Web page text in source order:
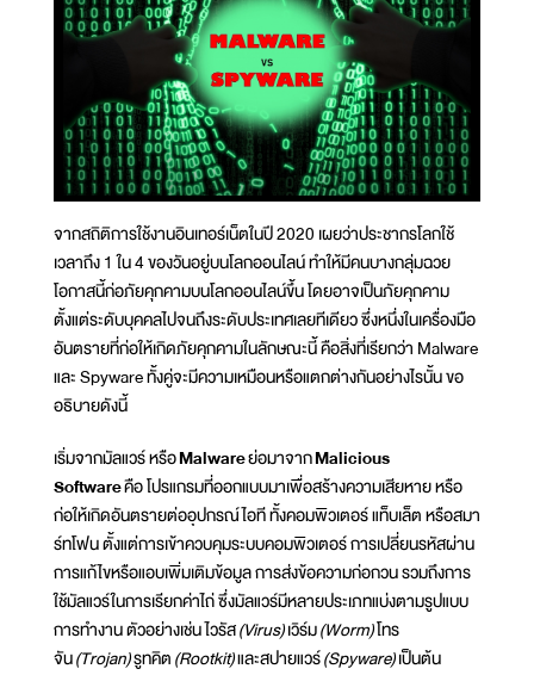
จากสถิติการใช้งานอินเทอร์เน็ตในปี 2020 เผยว่าประชากรโลกใช้
เวลาถึง 1 ใน 4 ของวันอยู่บนโลกออนไลน์ ทำให้มีคนบางกลุ่มฉวย
โอกาสนี้ก่อภัยคุกคามบนโลกออนไลน์ขึ้น โดยอาจเป็นภัยคุกคาม
ตั้งแต่ระดับบุคคลไปจนถึงระดับประเทศเลยทีเดียว ซึ่งหนึ่งในเครื่องมือ
อันตรายที่ก่อให้เกิดภัยคุกคามในลักษณะนี้ คือสิ่งที่เรียกว่า Malware
และ Spyware ทั้งคู่จะมีความเหมือนหรือแตกต่างกันอย่างไรนั้น ขอ
อธิบายดังนี้
เริ่มจากมัลแวร์ หรือMalwareย่อมาจากMalicious
Softwareคือ โปรแกรมที่ออกแบบมาเพื่อสร้างความเสียหาย หรือ
ก่อให้เกิดอันตรายต่ออุปกรณ์ไอที ทั้งคอมพิวเตอร์ แท็บเล็ต หรือสมา
ร์ทโฟน ตั้งแต่การเข้าควบคุมระบบคอมพิวเตอร์ การเปลี่ยนรหัสผ่าน
การแก้ไขหรือแอบเพิ่มเติมข้อมูล การส่งข้อความก่อกวน รวมถึงการ
ใช้มัลแวร์ในการเรียกค่าไถ่ ซึ่งมัลแวร์มีหลายประเภทแบ่งตามรูปแบบ
การทำงาน ตัวอย่างเช่น ไวรัส(Virus)เวิร์ม(Worm)โทร
จัน(Trojan)รูทคิต(Rootkit)และสปายแวร์(Spyware)เป็นต้น